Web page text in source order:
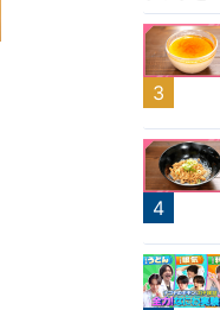
2
3
4